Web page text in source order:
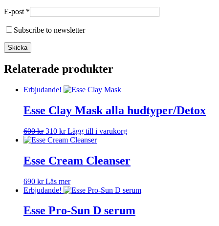
E-post *
Subscribe to newsletter
Relaterade produkter
Erbjudande!
Esse Clay Mask alla hudtyper/Detox
600kr Det
ursprungliga
var:
600 kr.
310 krDet
nuvarande
310 kr.
Lägg till i varukorg
Esse Cream Cleanser
690 kr Läs mer
Erbjudande!
Esse Pro-Sun D serum